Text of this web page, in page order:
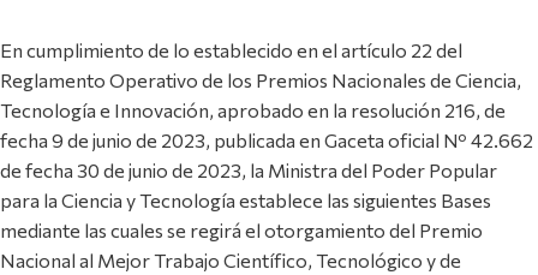
En cumplimiento de lo establecido en el artículo 22 del
Reglamento Operativo de los Premios Nacionales de Ciencia,
Tecnología e Innovación, aprobado en la resolución 216, de
fecha 9 de junio de 2023, publicada en Gaceta oficial Nº 42.662
de fecha 30 de junio de 2023, la Ministra del Poder Popular
para la Ciencia y Tecnología establece las siguientes Bases
mediante las cuales se regirá el otorgamiento del Premio
Nacional al Mejor Trabajo Científico, Tecnológico y de